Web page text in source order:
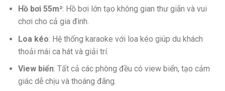
Hồ bơi 55m²: Hồ bơi lớn tạo không gian thư giãn và vui
chơi cho cả gia đình.
Loa kéo: Hệ thống karaoke với loa kéo giúp du khách
thoải mái ca hát và giải trí.
View biển: Tất cả các phòng đều có view biển, tạo cảm
giác dễ chịu và thoáng đãng.